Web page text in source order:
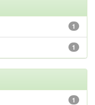
1
1
1